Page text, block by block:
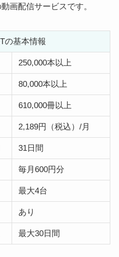
画配信サービスです。
の基本情報
250,000本以上
80,000本以上
610,000冊以上
2,189円（税込）/月
31日間
毎月600円分
最大4台
あり
最大30日間